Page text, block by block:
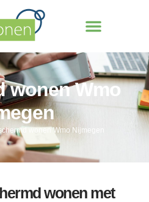
wonen Wmo
wonen Wmo Nijmegen
wonen met